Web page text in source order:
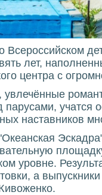
Всероссийском
лет,
центра с
увлечённые
учатся
наставников
уровне.
а